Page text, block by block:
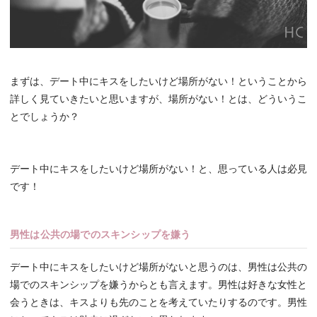
まずは、デート中にキスをしたいけど場所がない！ということから
詳しく見ていきたいと思いますが、場所がない！とは、どういうこ
とでしょうか？
デート中にキスをしたいけど場所がない！と、思っている人は必見
です！
男性は公共の場でのスキンシップを嫌う
デート中にキスをしたいけど場所がないと思うのは、男性は公共の
場でのスキンシップを嫌うからとも言えます。男性は好きな女性と
会うときは、キスよりも先のことを考えていたりするのです。男性